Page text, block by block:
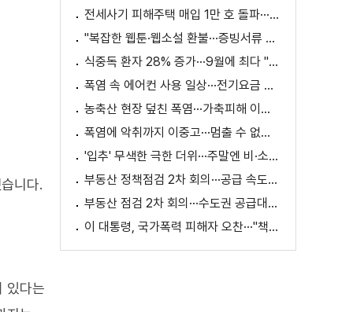
니다.
있다는
전세사기 피해주택 매입 1만 호 돌파···피해 지원 속도
"복잡한 웹툰·웹소설 환불···증빙서류 요구까지"
식중독 환자 28% 증가···9월에 최다 "입추 방심 금물"
폭염 속 에어컨 사용 일상···전기요금 줄이려면?
농축산 현장 덮친 폭염···가축피해 이틀 새 28만 마리↑
폭염에 악취까지 이중고···멈출 수 없는 필수노동
'입추' 무색한 극한 더위···주말엔 비·소나기
부동산 정책점검 2차 회의···공급 속도전 본격화하나
부동산 점검 2차 회의···수도권 공급대책 논의
이 대통령, 국가폭력 피해자 오찬···"책임지고 치유"